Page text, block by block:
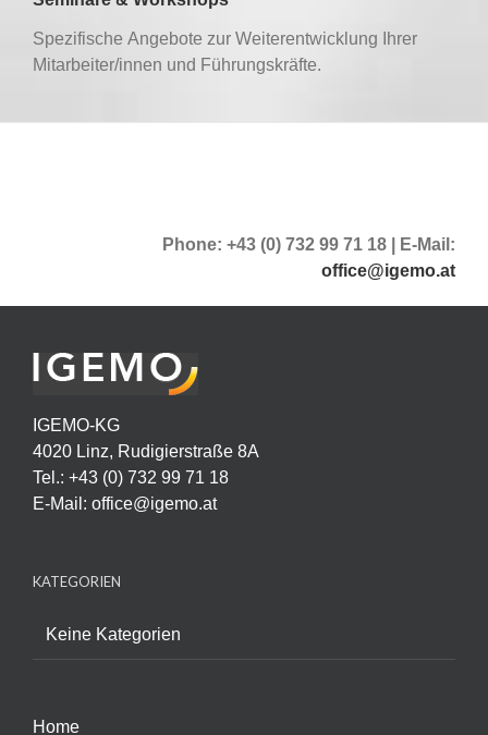
Spezifische Angebote zur Weiterentwicklung Ihrer
Mitarbeiter/innen und Führungskräfte.
Phone: +43 (0) 732 99 71 18 | E-Mail:
office@igemo.at
IGEMO-KG
4020 Linz, Rudigierstraße 8A
Tel.: +43 (0) 732 99 71 18
E-Mail: office@igemo.at
KATEGORIEN
Keine Kategorien
Home